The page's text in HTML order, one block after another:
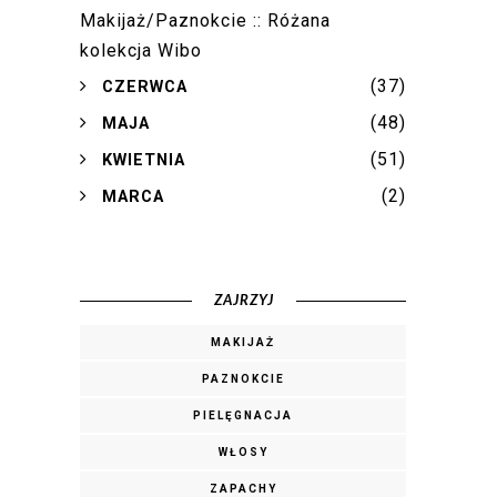
Makijaż/Paznokcie :: Różana
kolekcja Wibo
►CZERWCA (37)
►MAJA (48)
►KWIETNIA (51)
►MARCA (2)
ZAJRZYJ
MAKIJAŻ
PAZNOKCIE
PIELĘGNACJA
WŁOSY
ZAPACHY